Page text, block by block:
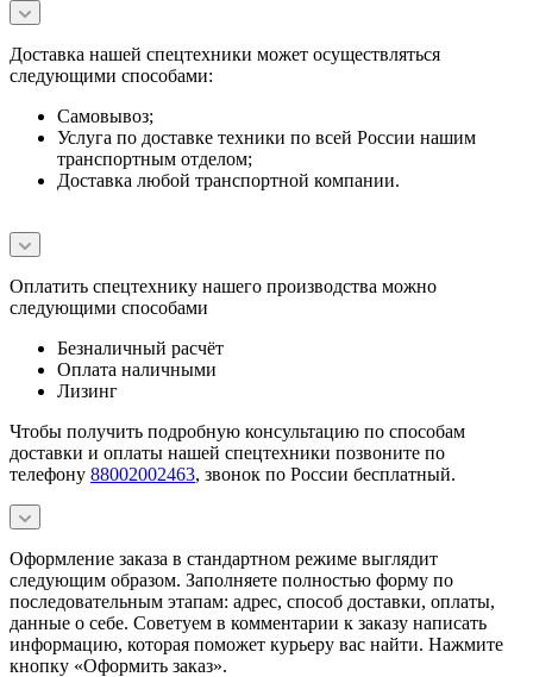
Доставка нашей спецтехники может осуществляться
следующими способами:
Самовывоз;
Услуга по доставке техники по всей России нашим
транспортным отделом;
Доставка любой транспортной компании.
Оплатить спецтехнику нашего производства можно
следующими способами
Безналичный расчёт
Оплата наличными
Лизинг
Чтобы получить подробную консультацию по способам
доставки и оплаты нашей спецтехники позвоните по
телефону 88002002463, звонок по России бесплатный.
Оформление заказа в стандартном режиме выглядит
следующим образом. Заполняете полностью форму по
последовательным этапам: адрес, способ доставки, оплаты,
данные о себе. Советуем в комментарии к заказу написать
информацию, которая поможет курьеру вас найти. Нажмите
кнопку «Оформить заказ».